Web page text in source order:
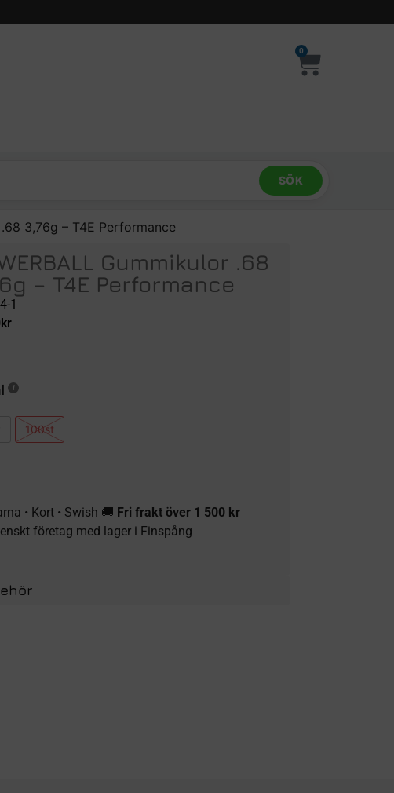
0
SÖK
3,76g – T4E Performance
Gummikulor .68
– T4E Performance
1
kr
100st
• Kort • Swish 🚚 Fri frakt över 1 500 kr
företag med lager i Finspång